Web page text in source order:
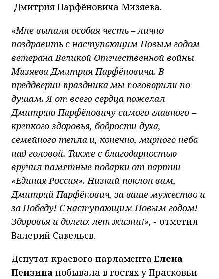
Дмитрия Парфёновича Мизяева.
«Мне выпала особая честь – лично
поздравить с наступающим Новым годом
ветерана Великой Отечественной войны
Мизяева Дмитрия Парфёновича. В
преддверии праздника мы поговорили по
душам. Я от всего сердца пожелал
Дмитрию Парфёновичу самого главного –
крепкого здоровья, бодрости духа,
семейного тепла и, конечно, мирного неба
над головой. Также с благодарностью
вручил памятные подарки от партии
«Единая Россия». Низкий поклон вам,
Дмитрий Парфёнович, за ваше мужество и
за Победу! С наступающим Новым годом!
Здоровья и долгих лет жизни!», - отметил
Валерий Савельев.
Депутат краевого парламента Елена
Пензина побывала в гостях у Прасковьи